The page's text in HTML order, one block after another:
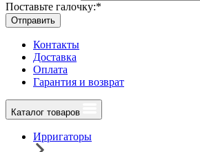
Поставьте галочку:*
Отправить
Контакты
Доставка
Оплата
Гарантия и возврат
Каталог товаров
Ирригаторы